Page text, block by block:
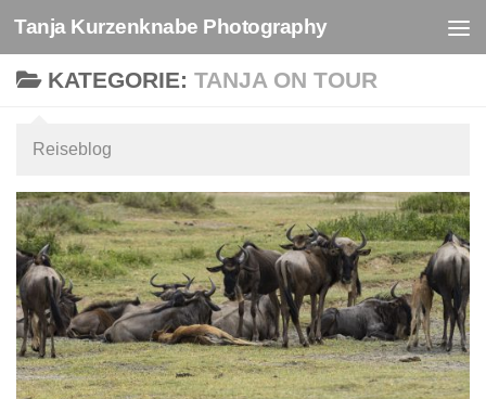
Zum Inhalt springen
Tanja Kurzenknabe Photography
KATEGORIE: TANJA ON TOUR
Reiseblog